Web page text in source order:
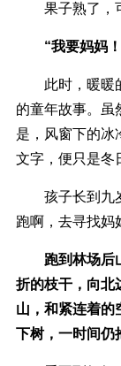
果子熟了，
“我要妈妈
此时，暖暖
的童年故事。虽
是，风窗下的冰
文字，便只是冬
孩子长到九
跑啊，去寻找妈
跑到林场后
折的枝干，向北
山，和紧连着的
下树，一时间